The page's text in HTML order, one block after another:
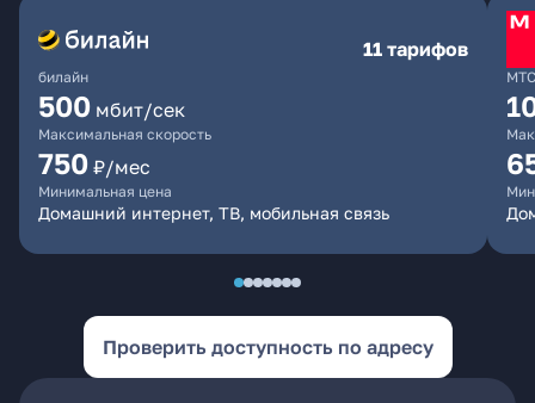
билайн
11 тарифов
500 мбит/сек
Максимальная скорость
750 ₽/мес
Минимальная цена
Домашний интернет, ТВ, мобильная связь
МТС
Проверить доступность по адресу